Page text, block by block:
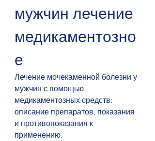
мужчин лечение
медикаментозно
е
Лечение мочекаменной болезни у
мужчин с помощью
медикаментозных средств:
описание препаратов, показания
и противопоказания к
применению.